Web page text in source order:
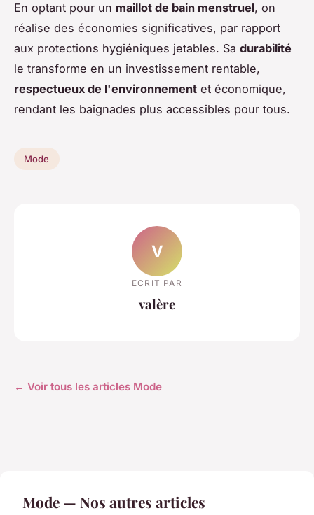
En optant pour un maillot de bain menstruel, on
réalise des économies significatives, par rapport
aux protections hygiéniques jetables. Sa durabilité
le transforme en un investissement rentable,
respectueux de l'environnement et économique,
rendant les baignades plus accessibles pour tous.
Mode
V
ECRIT PAR
valère
← Voir tous les articles Mode
Mode — Nos autres articles